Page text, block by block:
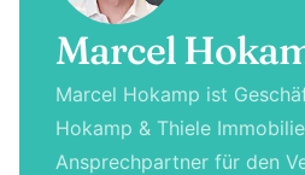
Marcel
Marcel Hokamp ist
Hokamp & Thiele
Ansprechpartner für den